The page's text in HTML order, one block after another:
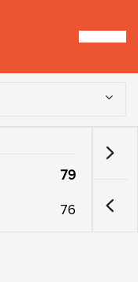
79
76